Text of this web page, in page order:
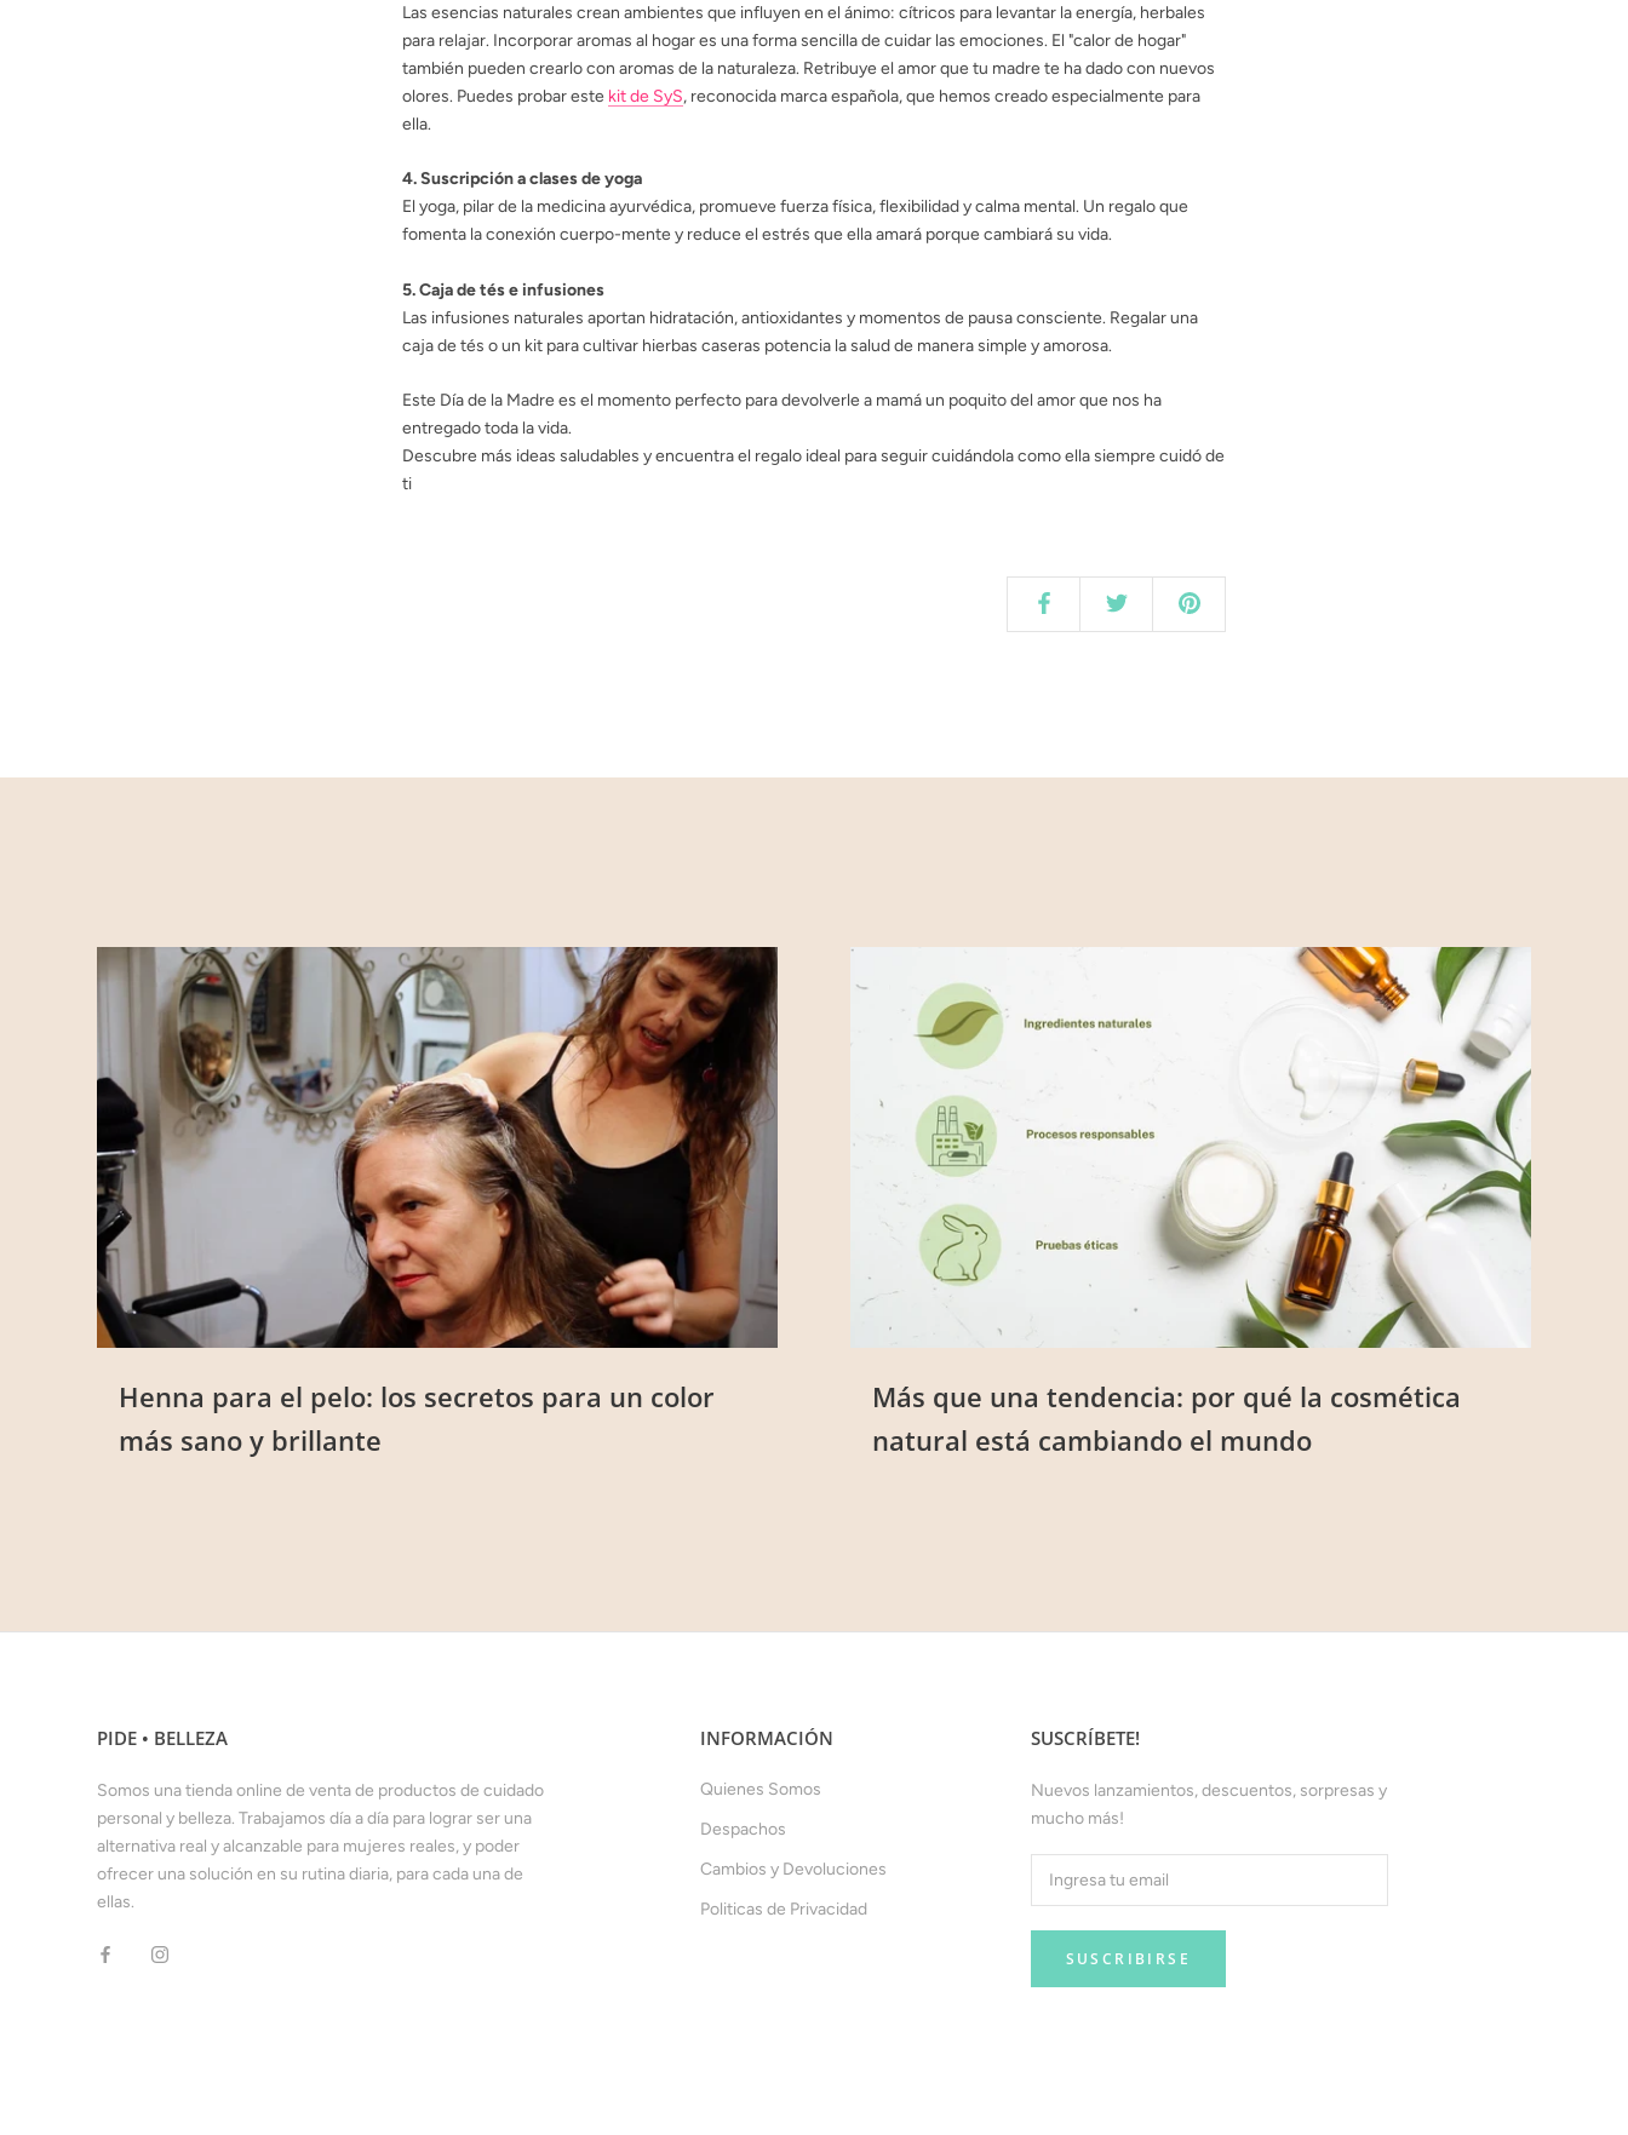
Las esencias naturales crean ambientes que influyen en el ánimo: cítricos para levantar la energía, herbales
para relajar. Incorporar aromas al hogar es una forma sencilla de cuidar las emociones. El "calor de hogar"
también pueden crearlo con aromas de la naturaleza. Retribuye el amor que tu madre te ha dado con nuevos
olores. Puedes probar este kit de SyS, reconocida marca española, que hemos creado especialmente para
ella.
4. Suscripción a clases de yoga
El yoga, pilar de la medicina ayurvédica, promueve fuerza física, flexibilidad y calma mental. Un regalo que
fomenta la conexión cuerpo-mente y reduce el estrés que ella amará porque cambiará su vida.
5. Caja de tés e infusiones
Las infusiones naturales aportan hidratación, antioxidantes y momentos de pausa consciente. Regalar una
caja de tés o un kit para cultivar hierbas caseras potencia la salud de manera simple y amorosa.
Este Día de la Madre es el momento perfecto para devolverle a mamá un poquito del amor que nos ha
entregado toda la vida.
Descubre más ideas saludables y encuentra el regalo ideal para seguir cuidándola como ella siempre cuidó de
ti
Henna para el pelo: los secretos para un color
más sano y brillante
Más que una tendencia: por qué la cosmética
natural está cambiando el mundo
PIDE • BELLEZA
Somos una tienda online de venta de productos de cuidado
personal y belleza. Trabajamos día a día para lograr ser una
alternativa real y alcanzable para mujeres reales, y poder
ofrecer una solución en su rutina diaria, para cada una de
ellas.
INFORMACIÓN
Quienes Somos
Despachos
Cambios y Devoluciones
Politicas de Privacidad
SUSCRÍBETE!
Nuevos lanzamientos, descuentos, sorpresas y
mucho más!
SUSCRIBIRSE